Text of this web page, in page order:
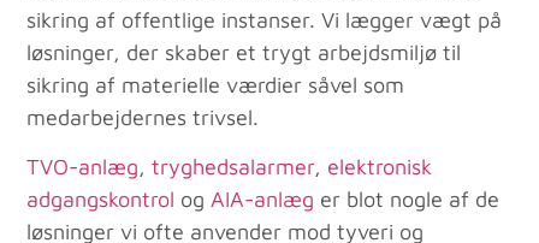
sikring af offentlige instanser. Vi lægger vægt på
løsninger, der skaber et trygt arbejdsmiljø til
sikring af materielle værdier såvel som
medarbejdernes trivsel.
TVO-anlæg,tryghedsalarmer, elektronisk
adgangskontrol ogAIA-anlæg er blot nogle af de
løsninger vi ofte anvender mod tyveri og